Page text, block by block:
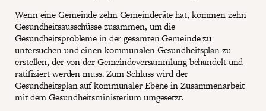
Wenn eine Gemeinde zehn Gemeinderäte hat, kommen zehn
Gesundheitsausschüsse zusammen, um die
Gesundheitsprobleme in der gesamten Gemeinde zu
untersuchen und einen kommunalen Gesundheitsplan zu
erstellen, der von der Gemeindeversammlung behandelt und
ratifiziert werden muss. Zum Schluss wird der
Gesundheitsplan auf kommunaler Ebene in Zusammenarbeit
mit dem Gesundheitsministerium umgesetzt.